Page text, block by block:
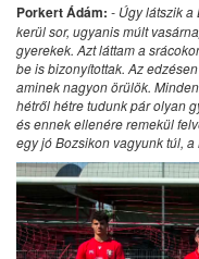
Porkert Ádám: - Úgy látszik
kerül sor, ugyanis múlt
gyerekek. Azt láttam a
be is bizonyítottak. Az
aminek nagyon örülök.
hétről hétre tudunk pár olyan
és ennek ellenére remekül
egy jó Bozsikon vagyunk túl,